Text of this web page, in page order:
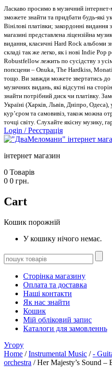
Ласкаво просимо в музичний
зможете знайти та придбати будь-які
Вінілові платівки; закордонні
магазині представлена ліцензійна
видання, класичні Hard Rock альбоми
складі так же легко, як і нові Indie Pop
Robustfellow лежить по сусідству з
попсцени – Onuka, The Hardkiss,
тощо. Ви завжди можете звертатись до
музичних видань, які відсутні на
знайти потрібний диск чи платівку.
Україні (Харків, Львів, Дніпро,
кур’єром та самовивіз, також можна
точці світу. Слухайте якісну музику,
Login /Реєстрація
інтернет магазин
0 Товарів
0 0 грн.
Cart
Кошик порожній
У кошику нічого немає.
Сторінка магазину
Оплата та доставка
Наші контакти
Як нас знайти
Кошик
Мій обліковий запис
Каталоги для замовленнь
Угору
Home /Instrumental Music /-
orchestra / Her Majesty’s Sound –